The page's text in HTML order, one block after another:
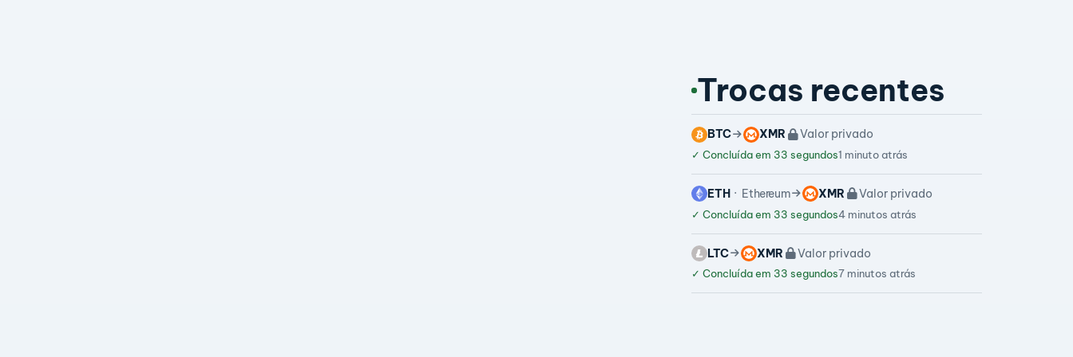
Trocas recentes
BTC XMR Valor privado
✓ Concluída em 33 segundos1 minuto atrás
ETH Ethereum XMR Valor privado
✓ Concluída em 33 segundos4 minutos atrás
LTC XMR Valor privado
✓ Concluída em 33 segundos7 minutos atrás